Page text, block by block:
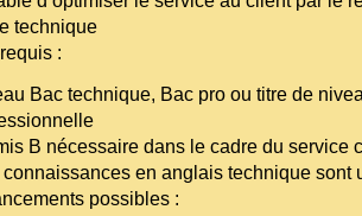
technique
:
Bac technique, Bac pro ou titre de
B nécessaire dans le cadre du service
connaissances en anglais technique sont
possibles :